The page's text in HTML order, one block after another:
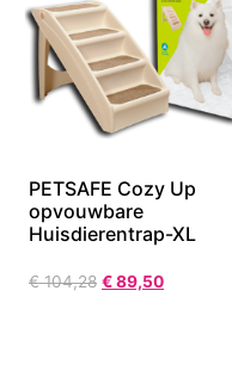
PETSAFE Cozy Up
opvouwbare
Huisdierentrap-XL
€104,28 €89,50